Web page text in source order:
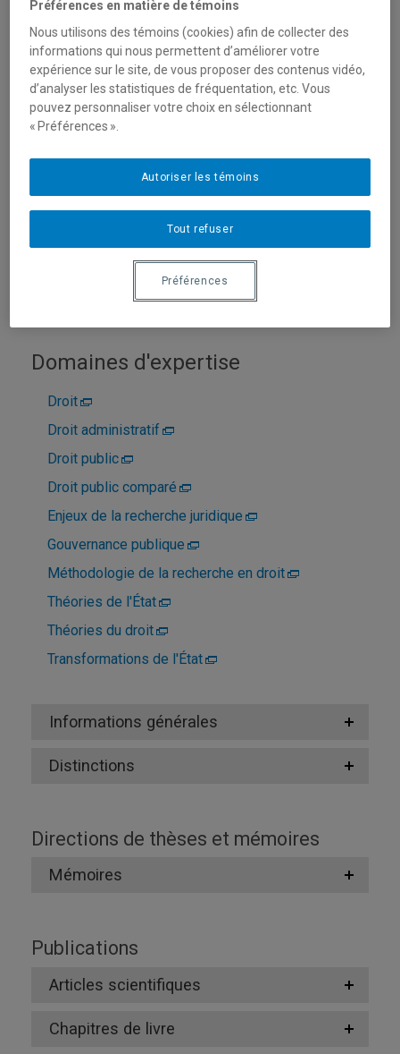
Unité:Département des sciences juridiques
mockle.daniel@uqam.ca
: Français, Anglais
Domaines d'expertise
Droit
Droit administratif
Droit public
Droit public comparé
Enjeux de la recherche juridique
Gouvernance publique
Méthodologie de la recherche en droit
Théories de l'État
Théories du droit
Transformations de l'État
Informations générales
Distinctions
Directions de thèses et mémoires
Mémoires
Publications
Articles scientifiques
Chapitres de livre
Préférences en matière de témoins
Nous utilisons des témoins (cookies) afin de collecter des
informations qui nous permettent d’améliorer votre
expérience sur le site, de vous proposer des contenus vidéo,
d’analyser les statistiques de fréquentation, etc. Vous
pouvez personnaliser votre choix en sélectionnant
« Préférences ».
Tout refuser
Autoriser les témoins
Préférences